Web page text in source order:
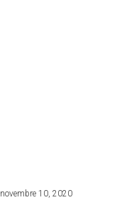
novembre 10, 2020